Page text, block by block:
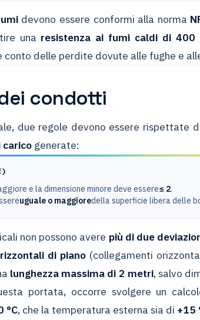
devono essere conformi alla norma
una resistenza ai fumi caldi di 400
delle perdite dovute alle fughe e
condotti
due regole devono essere rispettate
generate:
e la dimensione minore deve essere≤ 2.
uguale o maggioredella superficie libera delle
non possono avere più di due
di piano (collegamenti
lunghezza massima di 2 metri, salvo
portata, occorre svolgere un
°C, che la temperatura esterna sia di +15